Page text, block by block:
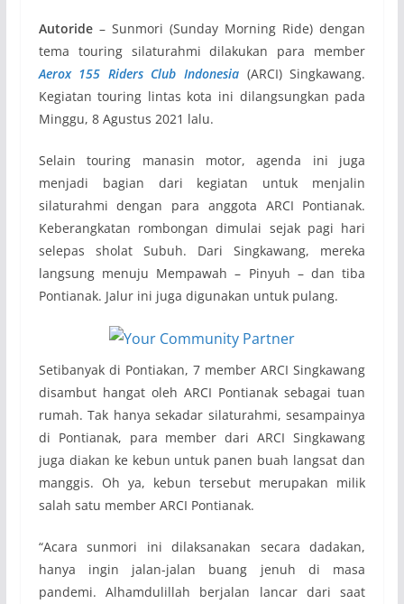
Autoride– Sunmori (Sunday Morning Ride) dengan
tema touring silaturahmi dilakukan para member
Aerox 155 Riders Club Indonesia (ARCI) Singkawang.
Kegiatan touring lintas kota ini dilangsungkan pada
Minggu, 8 Agustus 2021 lalu.
Selain touring manasin motor, agenda ini juga
menjadi bagian dari kegiatan untuk menjalin
silaturahmi dengan para anggota ARCI Pontianak.
Keberangkatan rombongan dimulai sejak pagi hari
selepas sholat Subuh. Dari Singkawang, mereka
langsung menuju Mempawah – Pinyuh – dan tiba
Pontianak. Jalur ini juga digunakan untuk pulang.
Setibanyak di Pontiakan, 7 member ARCI Singkawang
disambut hangat oleh ARCI Pontianak sebagai tuan
rumah. Tak hanya sekadar silaturahmi, sesampainya
di Pontianak, para member dari ARCI Singkawang
juga diakan ke kebun untuk panen buah langsat dan
manggis. Oh ya, kebun tersebut merupakan milik
salah satu member ARCI Pontianak.
“Acara sunmori ini dilaksanakan secara dadakan,
hanya ingin jalan-jalan buang jenuh di masa
pandemi. Alhamdulillah berjalan lancar dari saat